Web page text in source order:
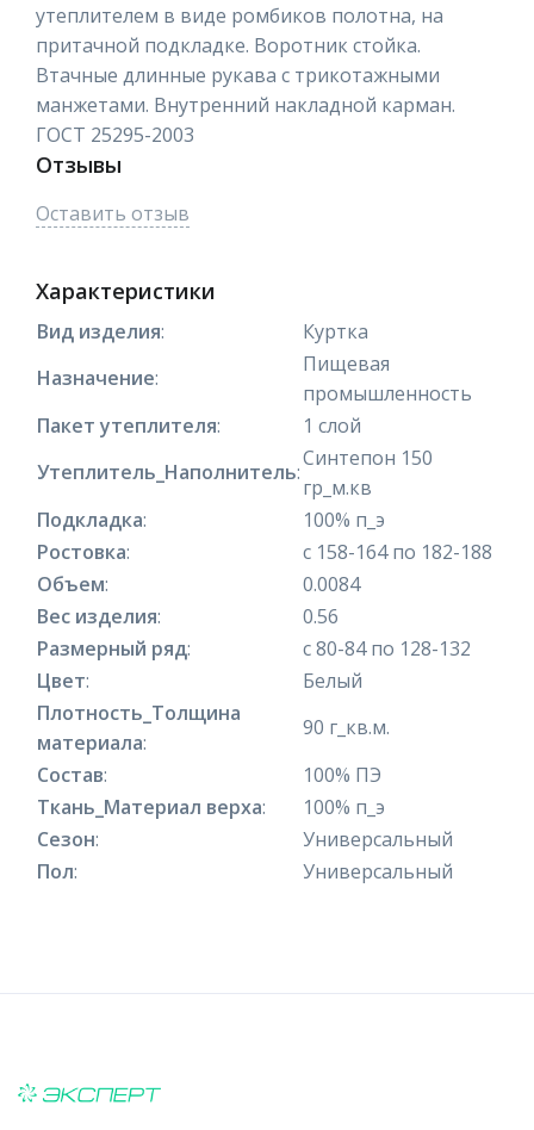
утеплителем в виде ромбиков полотна, на
притачной подкладке. Воротник стойка.
Втачные длинные рукава с трикотажными
манжетами. Внутренний накладной карман.
ГОСТ 25295-2003
Отзывы
Оставить отзыв
Характеристики
Вид изделия:
Куртка
Назначение:
Пищевая
промышленность
Пакет утеплителя:
1 слой
Утеплитель_Наполнитель:
Синтепон 150
гр_м.кв
Подкладка:
100% п_э
Ростовка:
с 158-164 по 182-188
Объем:
0.0084
Вес изделия:
0.56
Размерный ряд:
с 80-84 по 128-132
Цвет:
Белый
Плотность_Толщина
материала:
90 г_кв.м.
Состав:
100% ПЭ
Ткань_Материал верха:
100% п_э
Сезон:
Универсальный
Пол: Универсальный